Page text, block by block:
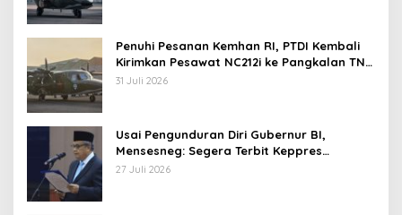
Penuhi Pesanan Kemhan RI, PTDI Kembali
Kirimkan Pesawat NC212i ke Pangkalan TNI
AU
31 Juli 2026
Usai Pengunduran Diri Gubernur BI,
Mensesneg: Segera Terbit Keppres
Pemberhentian dengan Hormat
27 Juli 2026